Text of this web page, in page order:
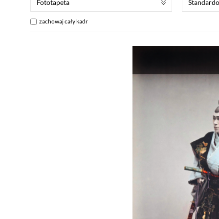
Fototapeta
zachowaj cały kadr